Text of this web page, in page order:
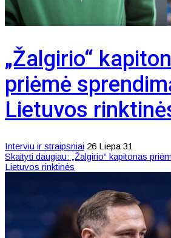
„Žalgirio“
priėmė
Lietuvos
Interviu ir straipsniai 26 Liepa 31
Skaityti daugiau: „Žalgirio“ kapitonas
Lietuvos rinktinės